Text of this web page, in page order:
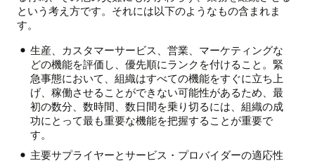
という考え方です。それには以下のようなもの含まれま
す。
生産、カスタマーサービス、営業、マーケティングな
どの機能を評価し、優先順にランクを付けること。緊
急事態において、組織はすべての機能をすぐに立ち上
げ、稼働させることができない可能性があるため、最
初の数分、数時間、数日間を乗り切るには、組織の成
功にとって最も重要な機能を把握することが重要で
す。
主要サプライヤーとサービス・プロバイダーの適応性